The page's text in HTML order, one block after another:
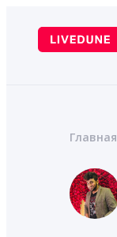
содержимому
Главная